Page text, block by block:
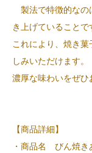
製法で特徴的なの
き上げていることで
これにより、焼き
しみいただけます。
濃厚な味わいをぜひ
【商品詳細】
・商品名 びん焼き